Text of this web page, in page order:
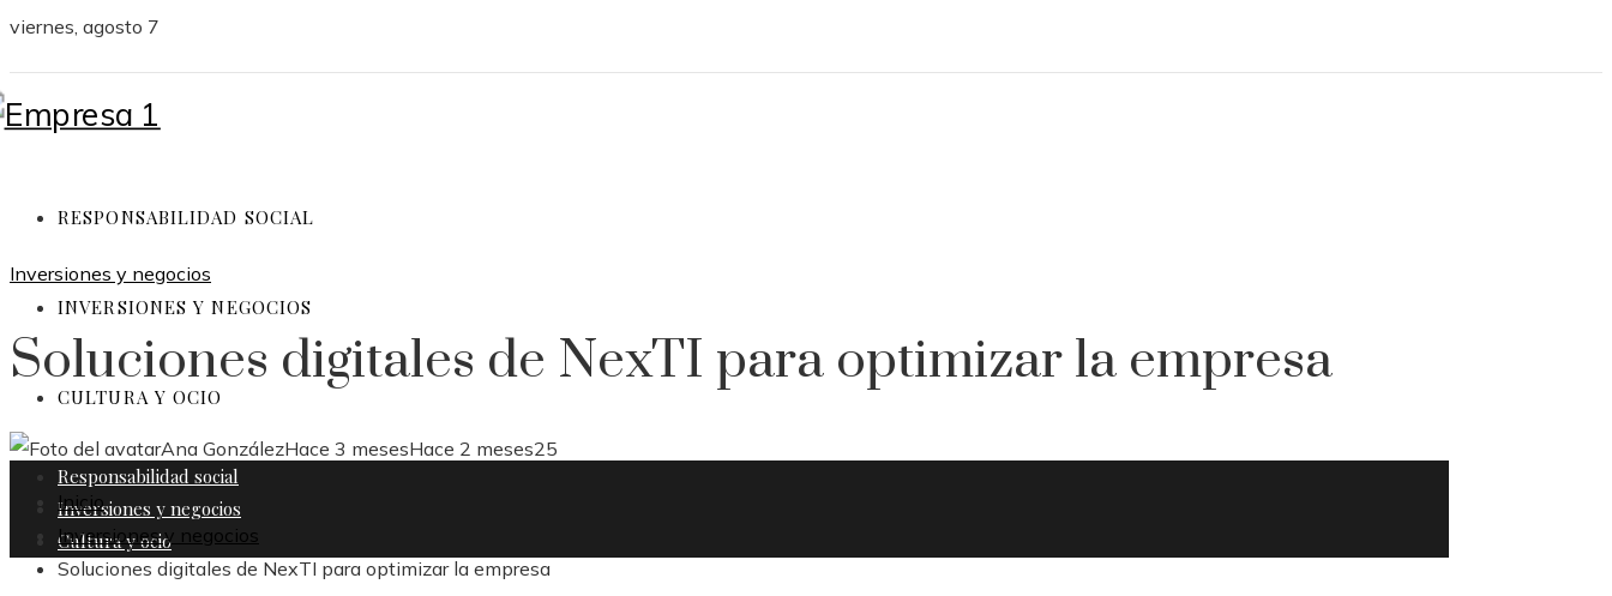
viernes, agosto 7
RESPONSABILIDAD SOCIAL
INVERSIONES Y NEGOCIOS
CULTURA Y OCIO
Responsabilidad social
Inversiones y negocios
Cultura y ocio
Inversiones y negocios
Soluciones digitales de NexTI para optimizar la empresa
Ana GonzálezHace 3 mesesHace 2 meses25
Inicio
Inversiones y negocios
Soluciones digitales de NexTI para optimizar la empresa